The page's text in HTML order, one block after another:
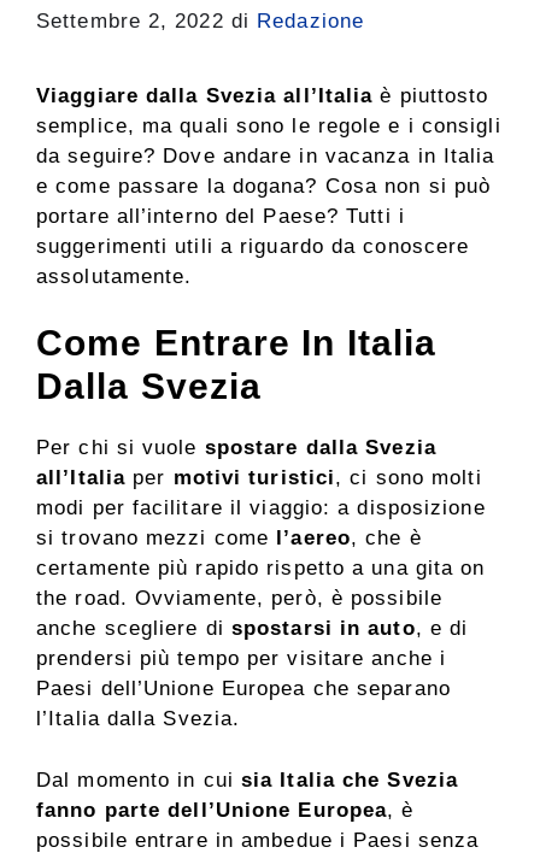
Settembre 2, 2022 di Redazione
Viaggiare dalla Svezia all’Italia è piuttosto
semplice, ma quali sono le regole e i consigli
da seguire? Dove andare in vacanza in Italia
e come passare la dogana? Cosa non si può
portare all’interno del Paese? Tutti i
suggerimenti utili a riguardo da conoscere
assolutamente.
Come Entrare In Italia
Dalla Svezia
Per chi si vuole spostare dalla Svezia
all’Italia per motivi turistici, ci sono molti
modi per facilitare il viaggio: a disposizione
si trovano mezzi come
l’aereo, che è
certamente più rapido rispetto a una gita on
the road. Ovviamente, però, è possibile
anche scegliere di spostarsi in auto, e di
prendersi più tempo per visitare anche i
Paesi dell’Unione Europea che separano
l’Italia dalla Svezia.
Dal momento in cui sia Italia che Svezia
fanno parte dell’Unione Europea, è
possibile entrare in ambedue i Paesi senza